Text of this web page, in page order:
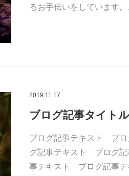
るお手伝いをしています
2019.11.17
ブログ記事タイト
ブログ記事テキスト ブ
グ記事テキスト ブログ
事テキスト ブログ記事